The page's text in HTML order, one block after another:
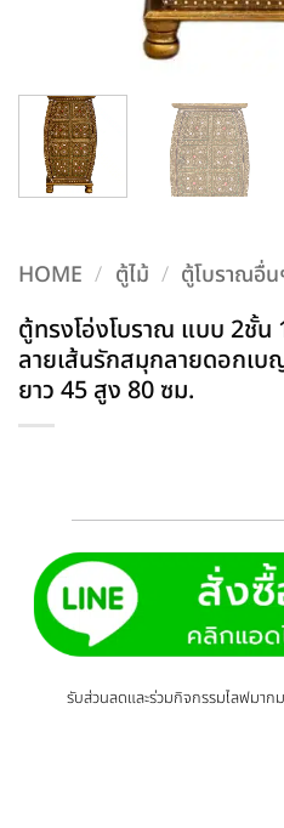
HOME / ตู้ไม้ / ตู้โบราณอื่
ตู้ทรงโอ่งโบราณ แบบ 2ชั้น
ลายเส้นรักสมุกลายดอกเบ
ยาว 45 สูง 80 ซม.
รับส่วนลดและร่วมกิจกรรมไลฟมา